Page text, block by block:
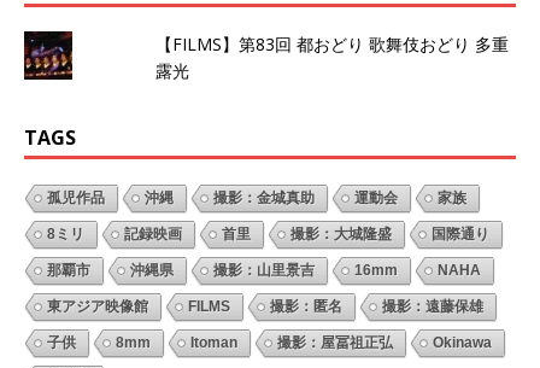
【FILMS】第83回 都おどり 歌舞伎おどり 多重
露光
TAGS
孤児作品 沖縄 撮影：金城真助 運動会 家族
8ミリ 記録映画 首里 撮影：大城隆盛 国際通り
那覇市 沖縄県 撮影：山里景吉 16mm NAHA
東アジア映像館 FILMS 撮影：匿名 撮影：遠藤保雄
子供 8mm Itoman 撮影：屋冨祖正弘 Okinawa